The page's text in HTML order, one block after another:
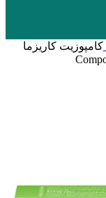
کامپوزیت کاریزما